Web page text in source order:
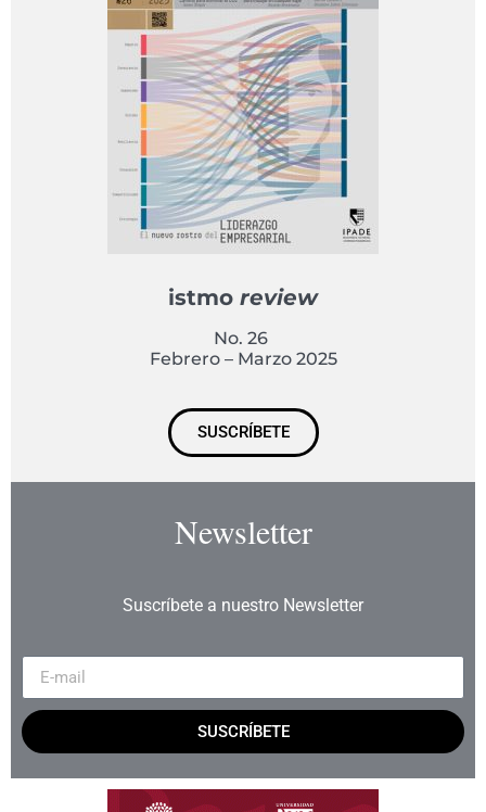
istmo review
No. 26
Febrero – Marzo 2025
SUSCRÍBETE
Newsletter
Suscríbete a nuestro Newsletter
SUSCRÍBETE